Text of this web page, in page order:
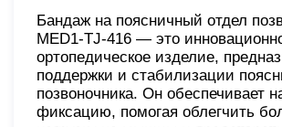
Бандаж на поясничный отдел
MED1-TJ-416 — это
ортопедическое изделие,
поддержки и стабилизации
позвоночника. Он обеспечивает
фиксацию, помогая облегчить